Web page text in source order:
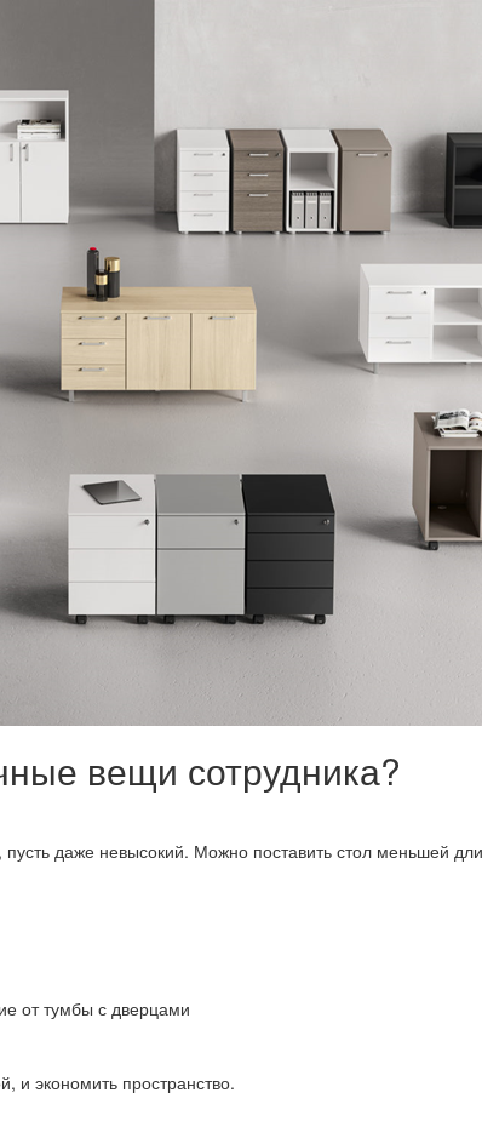
вещи сотрудника?
даже невысокий. Можно поставить стол меньшей
от тумбы с дверцами
и экономить пространство.